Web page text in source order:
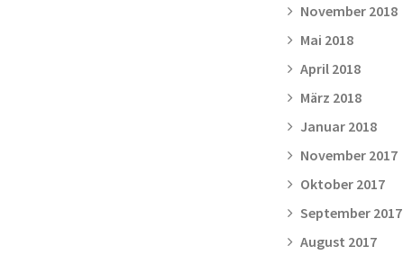
November 2018
Mai 2018
April 2018
März 2018
Januar 2018
November 2017
Oktober 2017
September 2017
August 2017